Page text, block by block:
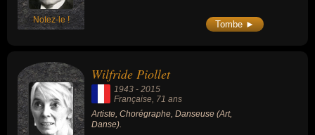
Notez-le ! Tombe ►
Wilfride Piollet
1943 - 2015
Française, 71 ans
Artiste, Chorégraphe, Danseuse (Art,
Danse).